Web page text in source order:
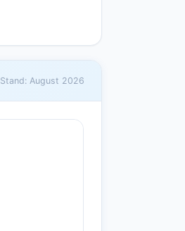
Stand: August 2026